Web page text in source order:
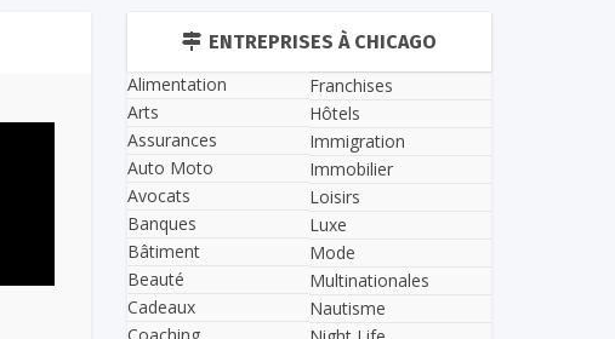
ENTREPRISES À CHICAGO
Alimentation
Arts
Assurances
Auto Moto
Avocats
Banques
Bâtiment
Beauté
Cadeaux
Franchises
Hôtels
Immigration
Immobilier
Loisirs
Luxe
Mode
Multinationales
Nautisme